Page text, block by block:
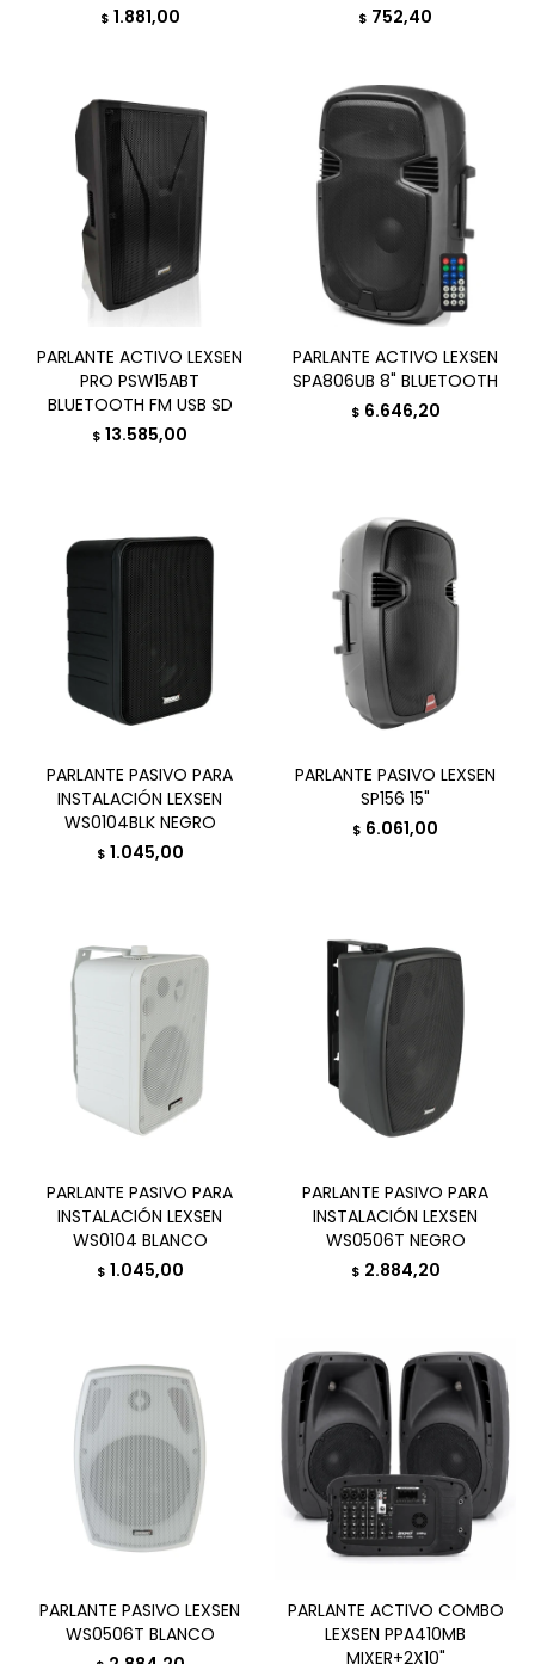
$ 1.881,00 $ 752,40
PARLANTE ACTIVO LEXSEN
PRO PSW15ABT
BLUETOOTH FM USB SD
$ 13.585,00
PARLANTE ACTIVO LEXSEN
SPA806UB 8" BLUETOOTH
$ 6.646,20
PARLANTE PASIVO PARA
INSTALACIÓN LEXSEN
WS0104BLK NEGRO
$ 1.045,00
PARLANTE PASIVO LEXSEN
SP156 15"
$ 6.061,00
PARLANTE PASIVO PARA
INSTALACIÓN LEXSEN
WS0104 BLANCO
$ 1.045,00
PARLANTE PASIVO PARA
INSTALACIÓN LEXSEN
WS0506T NEGRO
$ 2.884,20
PARLANTE PASIVO LEXSEN
WS0506T BLANCO
PARLANTE ACTIVO COMBO
LEXSEN PPA410MB
MIXER+2X10"